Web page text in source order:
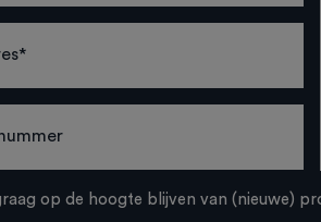
op de hoogte blijven van (nieuwe)